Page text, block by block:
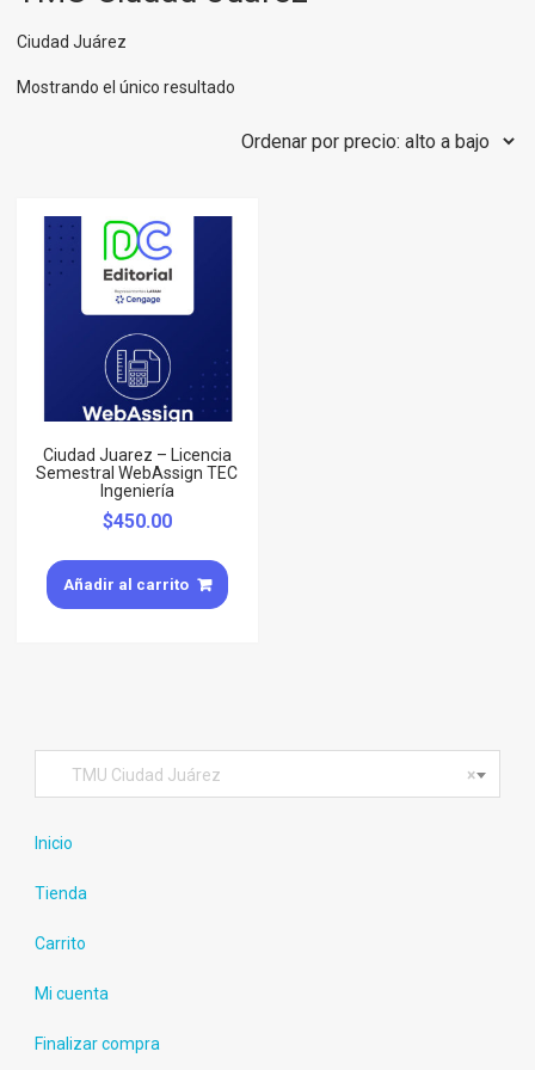
Ciudad Juárez
Mostrando el único resultado
Ciudad Juarez – Licencia
Semestral WebAssign TEC
Ingeniería
$450.00
Añadir al carrito
×
TMU Ciudad Juárez
Inicio
Tienda
Carrito
Mi cuenta
Finalizar compra